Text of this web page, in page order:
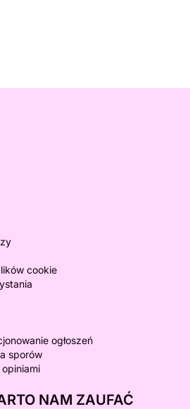
cookie
ogłoszeń
sporów
NAM ZAUFAĆ